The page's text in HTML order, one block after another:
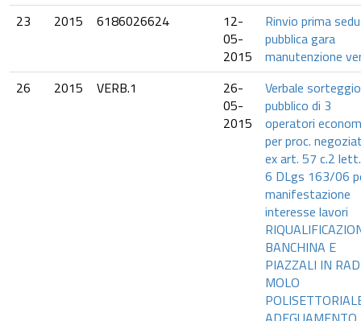
23
2015 6186026624
12-
05-
2015
Rinvio prima
pubblica gara
manutenzione
26
2015 VERB.1
26-
05-
2015
Verbale sorteggio
pubblico di 3
operatori
per proc.
ex art. 57 c.2
6 DLgs 163/06
manifestazione
interesse lavori
BANCHINA E
PIAZZALI IN
MOLO